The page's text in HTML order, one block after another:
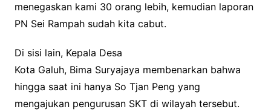
menegaskan kami 30 orang lebih, kemudian laporan
PN Sei Rampah sudah kita cabut.
Di sisi lain, Kepala Desa
Kota Galuh, Bima Suryajaya membenarkan bahwa
hingga saat ini hanya So Tjan Peng yang
mengajukan pengurusan SKT di wilayah tersebut.